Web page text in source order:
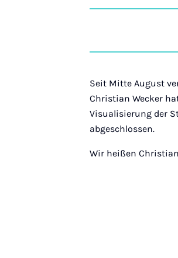
Seit Mitte August
Christian Wecker
Visualisierung der
abgeschlossen.
Wir heißen